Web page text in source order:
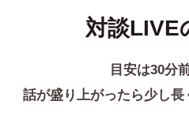
対談LIVE
目安は30分
話が盛り上がったら少し長